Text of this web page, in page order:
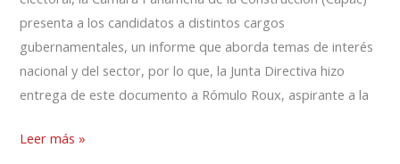
presenta a los candidatos a distintos cargos
gubernamentales, un informe que aborda temas de interés
nacional y del sector, por lo que, la Junta Directiva hizo
entrega de este documento a Rómulo Roux, aspirante a la
Leer más »